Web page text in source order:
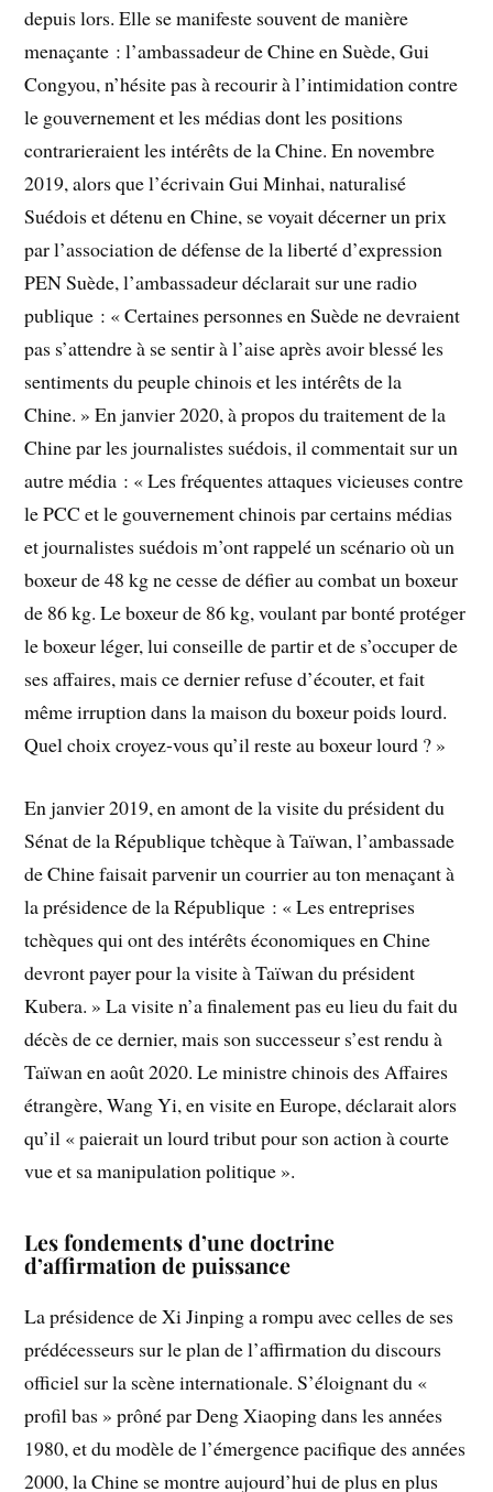
depuis lors. Elle se manifeste souvent de manière
menaçante : l’ambassadeur de Chine en Suède, Gui
Congyou, n’hésite pas à recourir à l’intimidation contre
le gouvernement et les médias dont les positions
contrarieraient les intérêts de la Chine. En novembre
2019, alors que l’écrivain Gui Minhai, naturalisé
Suédois et détenu en Chine, se voyait décerner un prix
par l’association de défense de la liberté d’expression
PEN Suède, l’ambassadeur déclarait sur une radio
publique : « Certaines personnes en Suède ne devraient
pas s’attendre à se sentir à l’aise après avoir blessé les
sentiments du peuple chinois et les intérêts de la
Chine. » En janvier 2020, à propos du traitement de la
Chine par les journalistes suédois, il commentait sur un
autre média : « Les fréquentes attaques vicieuses contre
le PCC et le gouvernement chinois par certains médias
et journalistes suédois m’ont rappelé un scénario où un
boxeur de 48 kg ne cesse de défier au combat un boxeur
de 86 kg. Le boxeur de 86 kg, voulant par bonté protéger
le boxeur léger, lui conseille de partir et de s’occuper de
ses affaires, mais ce dernier refuse d’écouter, et fait
même irruption dans la maison du boxeur poids lourd.
Quel choix croyez-vous qu’il reste au boxeur lourd ? »
En janvier 2019, en amont de la visite du président du
Sénat de la République tchèque à Taïwan, l’ambassade
de Chine faisait parvenir un courrier au ton menaçant à
la présidence de la République : « Les entreprises
tchèques qui ont des intérêts économiques en Chine
devront payer pour la visite à Taïwan du président
Kubera. » La visite n’a finalement pas eu lieu du fait du
décès de ce dernier, mais son successeur s’est rendu à
Taïwan en août 2020. Le ministre chinois des Affaires
étrangère, Wang Yi, en visite en Europe, déclarait alors
qu’il « paierait un lourd tribut pour son action à courte
vue et sa manipulation politique ».
Les fondements d’une doctrine
d’affirmation de puissance
La présidence de Xi Jinping a rompu avec celles de ses
prédécesseurs sur le plan de l’affirmation du discours
officiel sur la scène internationale. S’éloignant du «
profil bas » prôné par Deng Xiaoping dans les années
1980, et du modèle de l’émergence pacifique des années
2000, la Chine se montre aujourd’hui de plus en plus